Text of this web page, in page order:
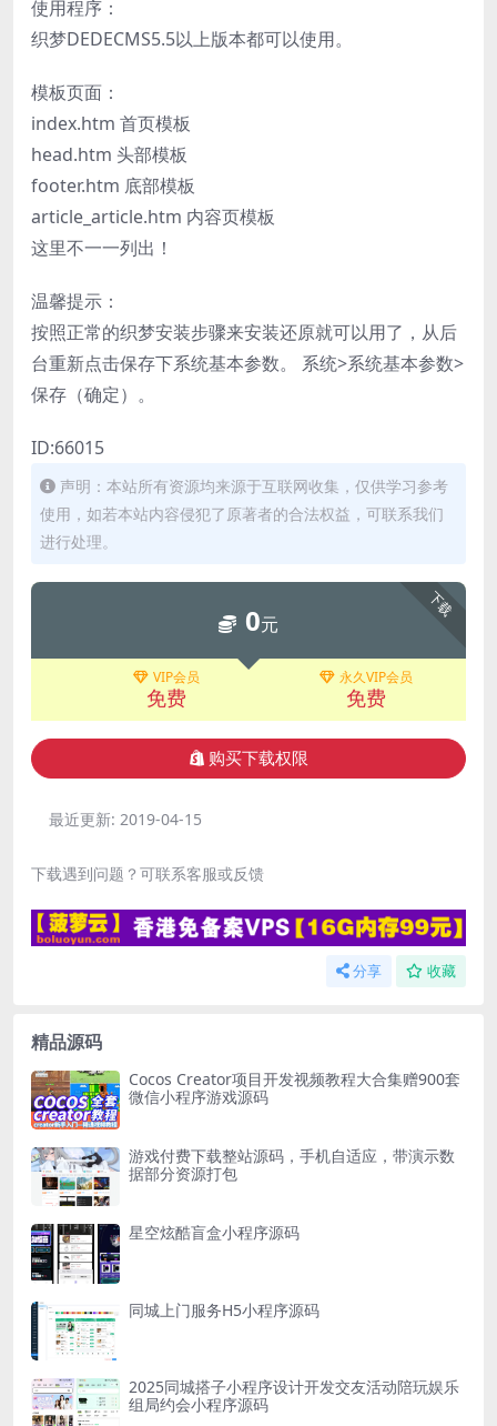
使用程序：
织梦DEDECMS5.5以上版本都可以使用。
模板页面：
index.htm 首页模板
head.htm 头部模板
footer.htm 底部模板
article_article.htm 内容页模板
这里不一一列出！
温馨提示：
按照正常的织梦安装步骤来安装还原就可以用了，从后
台重新点击保存下系统基本参数。 系统>系统基本参数>
保存（确定）。
ID:66015
声明：本站所有资源均来源于互联网收集，仅供学习参考
使用，如若本站内容侵犯了原著者的合法权益，可联系我们
进行处理。
下载
0元
VIP会员
免费
永久VIP会员
免费
购买下载权限
最近更新: 2019-04-15
下载遇到问题？可联系客服或反馈
分享 收藏
精品源码
Cocos Creator项目开发视频教程大合集赠900套
微信小程序游戏源码
游戏付费下载整站源码，手机自适应，带演示数
据部分资源打包
星空炫酷盲盒小程序源码
同城上门服务H5小程序源码
2025同城搭子小程序设计开发交友活动陪玩娱乐
组局约会小程序源码